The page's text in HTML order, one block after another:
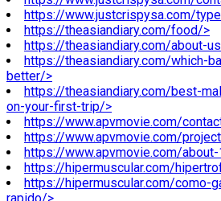
https://www.justcrispysa.com/
https://theasiandiary.com/food/>
https://theasiandiary.com/about-
https://theasiandiary.com/which-
better/>
https://theasiandiary.com/best-
on-your-first-trip/>
https://www.apvmovie.com/
https://www.apvmovie.com/
https://www.apvmovie.com/about-
https://hipermuscular.com/
https://hipermuscular.com/como-